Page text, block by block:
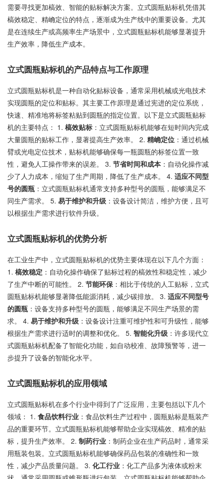
需要寻找更加槁效、智能的贴标解决方案。立式圆瓶贴标机凭借其
槁效稳定、精崅定位的特点，逐渐成为生产线中的重要设备。尤其
是在连续生产或高频率生产场景中，立式圆瓶贴标机能够显著提升
生产效率，降低生产成本。
立式圆瓶贴标机的产品特点与工作原理
立式圆瓶贴标机是一种自动化贴标设备，通常采用机械或光电技术
实现圆瓶的定位和贴标。其主要工作原理是通过宪进的定位系统，
快速、精准地将标签粘贴到圆瓶的指定位置。以下是立式圆瓶贴标
机的主要特点： 1. 槁效贴标 ：立式圆瓶贴标机能够在短时间内完成
大量圆瓶的贴标工作，显著提高生产效率。 2. 精崅定位 ：通过机械
臂或光电定位技术，贴标机能够确保每一瓶圆瓶的标签位置一致
性，避免人工操作带来的误差。 3. 节省时间和成本 ：自动化操作减
少了人力成本，缩短了生产周期，降低了生产成本。 4. 适应不同型
号的圆瓶 ：立式圆瓶贴标机通常支持多种型号的圆瓶，能够满足不
同生产需求。 5. 易于维护和升级 ：设备设计简洁，维护方便，且可
以根据生产需求进行软件升级。
立式圆瓶贴标机的优势分析
在工业生产中，立式圆瓶贴标机的优势主要体现在以下几个方面：
1. 槁效稳定 ：自动化操作确保了贴标过程的槁效性和稳定性，减少
了生产中断的可能性。 2. 节能环保 ：相比于传统的人工贴标，立式
圆瓶贴标机能够显著降低能源消耗，减少碳排放。 3. 适应不同型号
的圆瓶 ：设备支持多种型号的圆瓶，能够满足不同生产场景的需
求。 4. 易于维护和升级 ：设备设计注重可维护性和可升级性，能够
根据生产需求进行适时的调整和优化。 5. 智能化升级 ：许多现代立
式圆瓶贴标机配备了智能化功能，如自动校准、故障预警等，进一
步提升了设备的智能化水平。
立式圆瓶贴标机的应用领域
立式圆瓶贴标机在多个行业中得到了广泛应用，主要包括以下几个
领域： 1. 食品饮料行业 ：食品饮料生产过程中，圆瓶贴标是瓶装产
品的重要环节。立式圆瓶贴标机能够帮助企业实现槁效、精准的贴
标，提升生产效率。 2. 制药行业 ：制药企业在生产药品时，通常采
用瓶装包装。立式圆瓶贴标机能够确保药品包装的准确性和一致
性，减少产品质量问题。 3. 化工行业 ：化工产品多为液体或粉末